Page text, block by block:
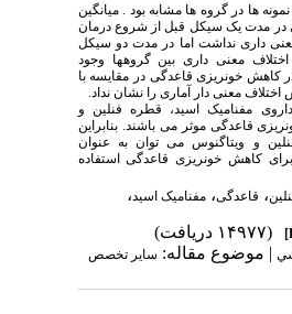
ها در گروه ها مشابه بود . میانگین
در مدت یک سیکل قبل از شروع درمان
داری نداشت اما در مدت دو سیکل
معنی داری بین گروهها وجود
کاهش خونریزی قاعدگی در مقایسه با
معنی دار آماری را نشان نداد.
مفنامیک اسید، قطره فنلین و
قاعدگی موثر می باشند. بنابراین
و ویتاگنوس می توان به عنوان
کاهش خونریزی قاعدگی استفاده
، قاعدگی، مفنامیک اسید،
(۱۴۹۷۷ دریافت)
| موضوع مقاله: سایر تخصص